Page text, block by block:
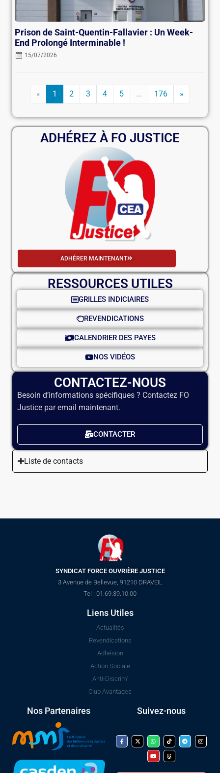
Prison de Saint-Quentin-Fallavier : Un Week-
End Prolongé Interminable !
15/07/2026
« 1 2 3 4 5 ... 176 »
ADHÉREZ À FO JUSTICE
ADHÉRER MAINTENANT
RESSOURCES UTILES
GRILLES INDICIAIRES
REVENDICATIONS
CALENDRIER DES PAYES
NOS VIDÉOS
CONTACTEZ-NOUS
Besoin d’informations spécifiques ? Contactez FO
Justice par email maintenant.
CONTACTER
Liste de contacts
SYNDICAT FORCE OUVRIÈRE JUSTICE
3 Avenue de Bellevue, 91210 DRAVEIL
Tel : 01.69.39.10.00
Liens Utiles
Actualités
Revendications
Adhésion
Action Sociale
Anti-Discrim'
Club Avantages
Nos Partenaires Suivez-nous